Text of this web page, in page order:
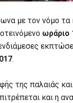
με τον νόμο
ωράριο
.
της παλαιάς
και η